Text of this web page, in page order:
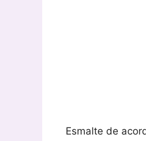
Esmalte de